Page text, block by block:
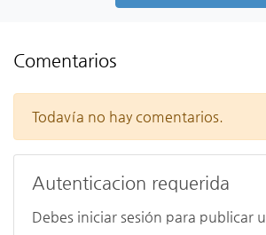
Comentarios
Todavía no hay comentarios.
Autenticacion requerida
Debes iniciar sesión para publicar